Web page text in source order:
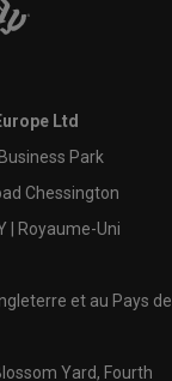
Ltd
Park
Chessington
| Royaume-Uni
et au Pays de
Yard, Fourth